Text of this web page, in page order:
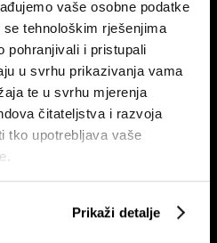
vaše osobne podatke
tehnološkim rješenjima
pohranjivali i pristupali
u svrhu prikazivanja vama
te u svrhu mjerenja
čitateljstva i razvoja
tko upotrebljava vaše
vašoj geografskoj lokaciji,
Prikaži detalje
Veća zaštita za kupce, ali i rizik